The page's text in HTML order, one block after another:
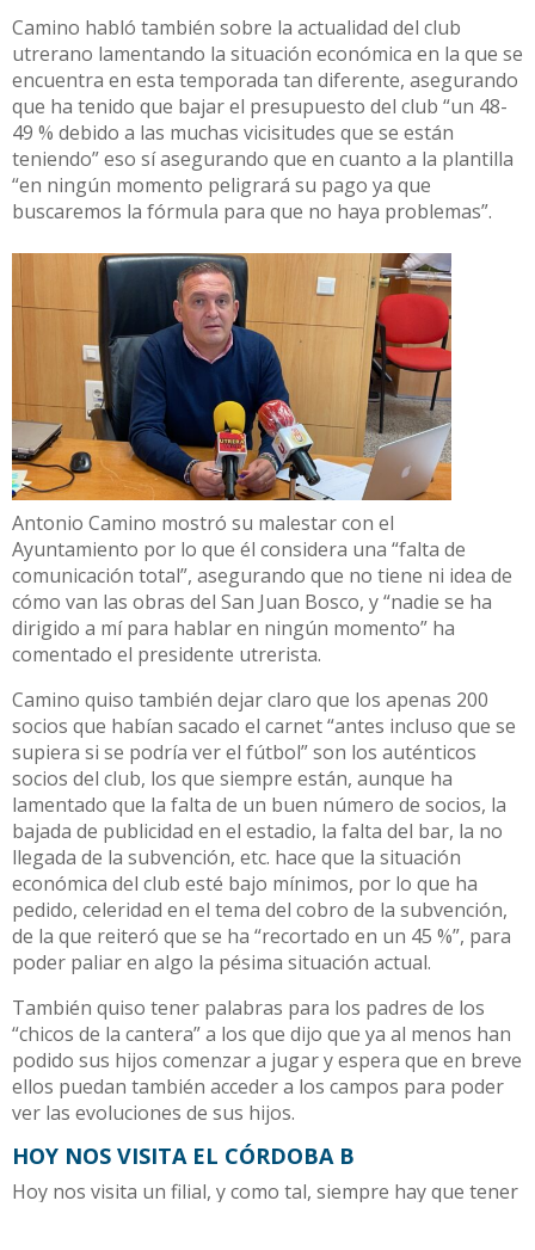
Camino habló también sobre la actualidad del club
utrerano lamentando la situación económica en la que se
encuentra en esta temporada tan diferente, asegurando
que ha tenido que bajar el presupuesto del club “un 48-
49 % debido a las muchas vicisitudes que se están
teniendo” eso sí asegurando que en cuanto a la plantilla
“en ningún momento peligrará su pago ya que
buscaremos la fórmula para que no haya problemas”.
Antonio Camino mostró su malestar con el
Ayuntamiento por lo que él considera una “falta de
comunicación total”, asegurando que no tiene ni idea de
cómo van las obras del San Juan Bosco, y “nadie se ha
dirigido a mí para hablar en ningún momento” ha
comentado el presidente utrerista.
Camino quiso también dejar claro que los apenas 200
socios que habían sacado el carnet “antes incluso que se
supiera si se podría ver el fútbol” son los auténticos
socios del club, los que siempre están, aunque ha
lamentado que la falta de un buen número de socios, la
bajada de publicidad en el estadio, la falta del bar, la no
llegada de la subvención, etc. hace que la situación
económica del club esté bajo mínimos, por lo que ha
pedido, celeridad en el tema del cobro de la subvención,
de la que reiteró que se ha “recortado en un 45 %”, para
poder paliar en algo la pésima situación actual.
También quiso tener palabras para los padres de los
“chicos de la cantera” a los que dijo que ya al menos han
podido sus hijos comenzar a jugar y espera que en breve
ellos puedan también acceder a los campos para poder
ver las evoluciones de sus hijos.
HOY NOS VISITA EL CÓRDOBA B
Hoy nos visita un filial, y como tal, siempre hay que tener